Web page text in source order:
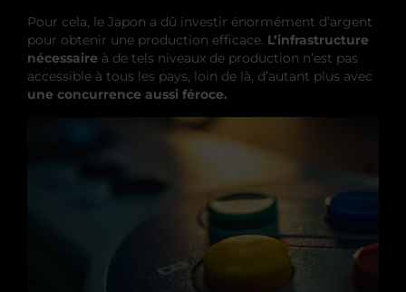
Pour cela, le Japon a dû investir énormément d’argent
pour obtenir une production efficace. L’infrastructure
nécessaire à de tels niveaux de production n’est pas
accessible à tous les pays, loin de là, d’autant plus avec
une concurrence aussi féroce.